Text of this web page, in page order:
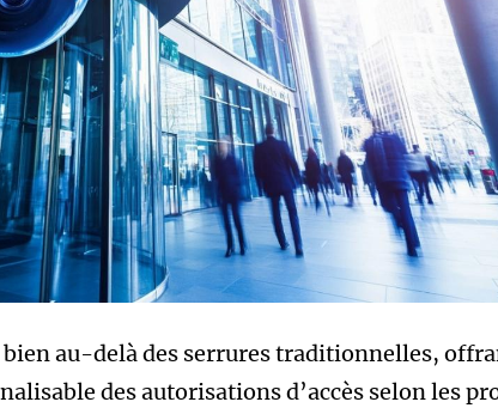
bien au-delà des serrures traditionnelles,
des autorisations d’accès selon les